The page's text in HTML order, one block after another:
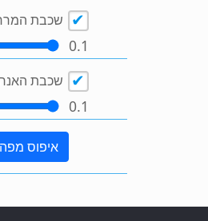
שכבת
0.1
שכבת
0.1
איפוס מפה